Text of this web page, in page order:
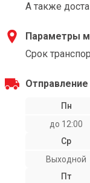
А также
Параметры
Срок
Отправление
Пн
до 12:00
Ср
Выходной
Пт